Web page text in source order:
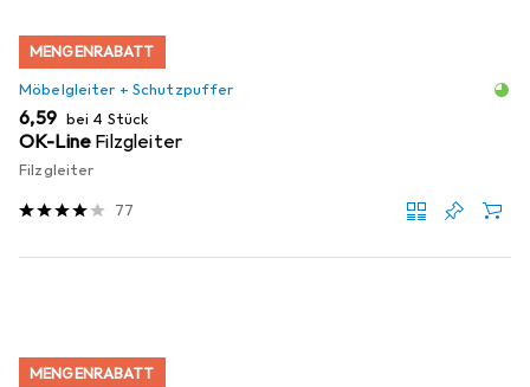
MENGENRABATT
Möbelgleiter + Schutzpuffer
EUR
6,59 bei 4 Stück
OK-Line Filzgleiter
Filzgleiter
77
MENGENRABATT